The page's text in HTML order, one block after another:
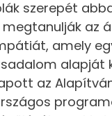
szerepét
az
amely
alapját
az